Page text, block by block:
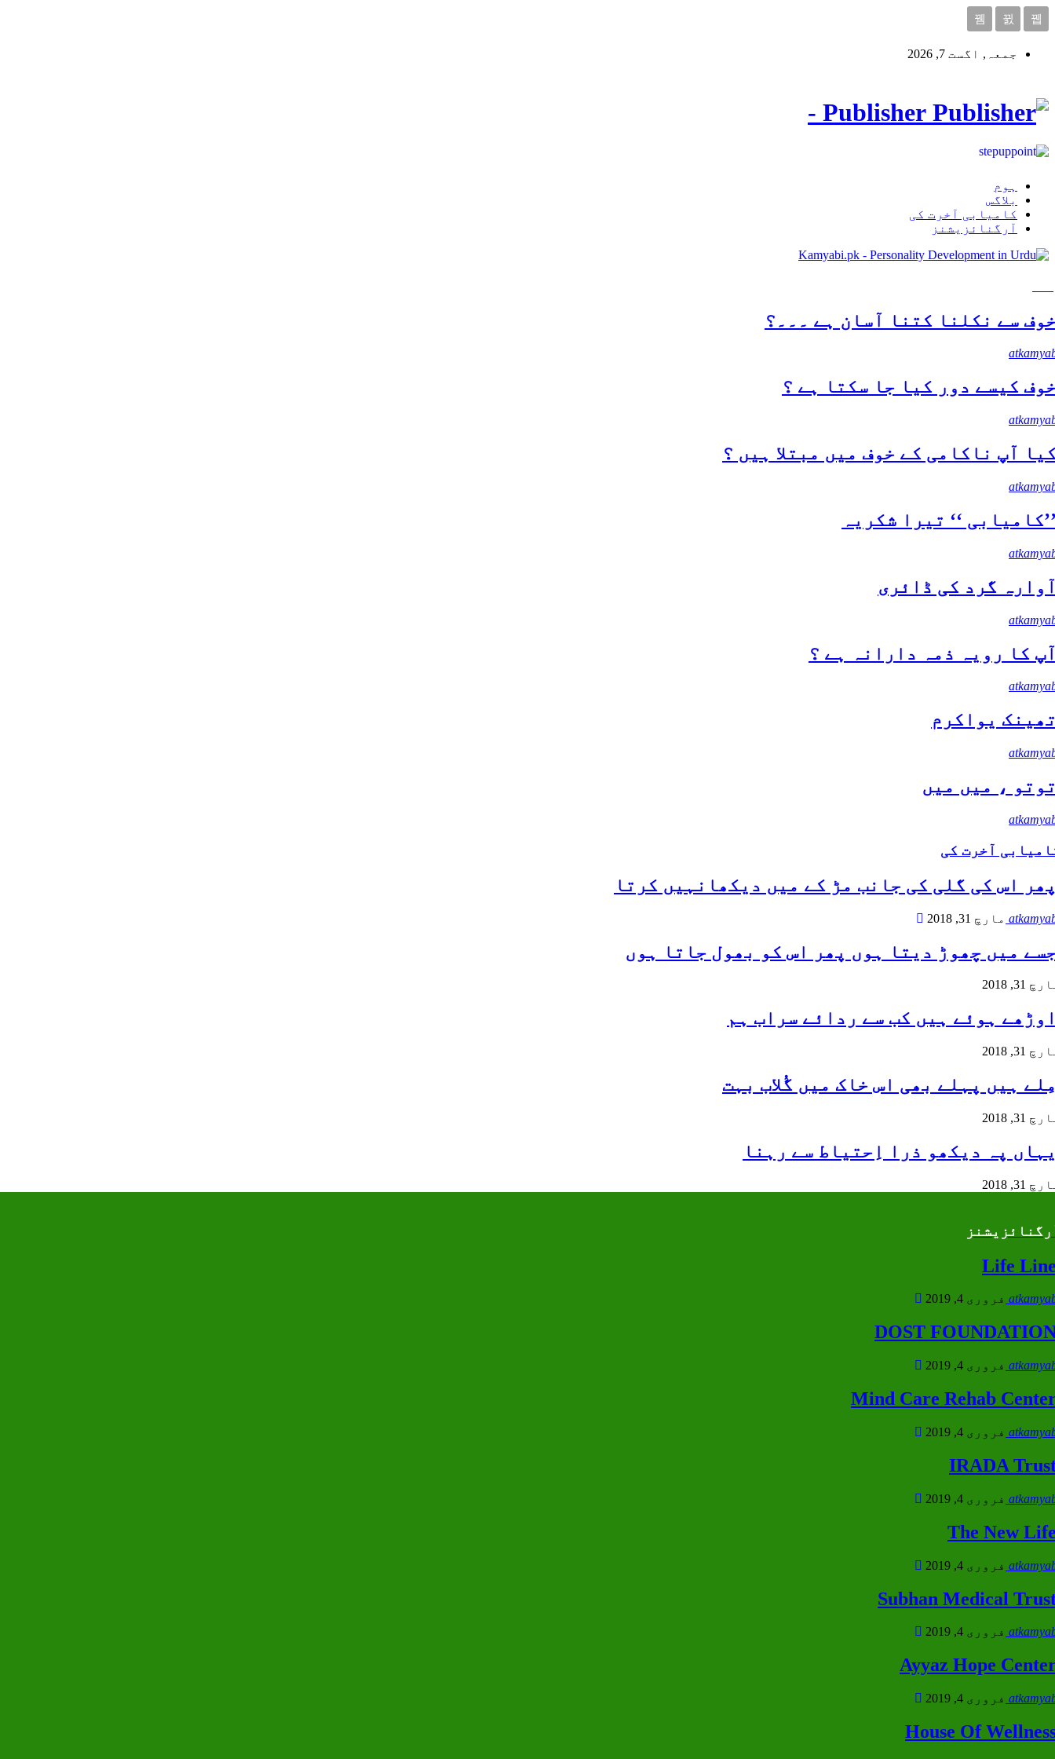
جمعہ, اگست 7, 2026
Publisher -
ہوم
بلاگس
کامیابی آخرت کی
آرگنائزیشنز
سے نکلنا کتنا آسان ہے ۔۔۔؟
کیسے دور کیا جا سکتا ہے ؟
آپ ناکامی کے خوف میں مبتلا ہیں ؟
‘‘ تیرا شکریہ
گرد کی ڈائری
کا رویہ ذمہ دارانہ ہے ؟
یواکرم
، میں میں
آخرت کی
اس کی گلی کی جانب مڑ کے میں دیکھانہیں کرتا
مارچ 31, 2018
میں چھوڑ دیتا ہوں پھر اس کو بھول جاتا ہوں
31, 2018
ہوئے ہیں کب سے ردائے سراب ہم
31, 2018
ہیں پہلے بھی اس خاک میں گُلاب بہت
31, 2018
پہ دیکھو ذرا اِحتیاط سے رہنا
31, 2018
Life
فروری 4, 2019
DOST
فروری 4, 2019
Mind Care Rehab
فروری 4, 2019
IRADA
فروری 4, 2019
The New
فروری 4, 2019
Subhan Medical
فروری 4, 2019
Ayyaz Hope
فروری 4, 2019
House Of